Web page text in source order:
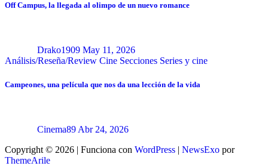
Off Campus, la llegada al olimpo de un nuevo romance
Drako1909 May 11, 2026
Análisis/Reseña/Review Cine Secciones Series y cine
Campeones, una película que nos da una lección de la vida
Cinema89 Abr 24, 2026
Copyright © 2026 | Funciona con WordPress | NewsExo por
ThemeArile